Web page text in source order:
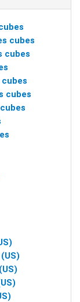
cubes
cubes
cubes